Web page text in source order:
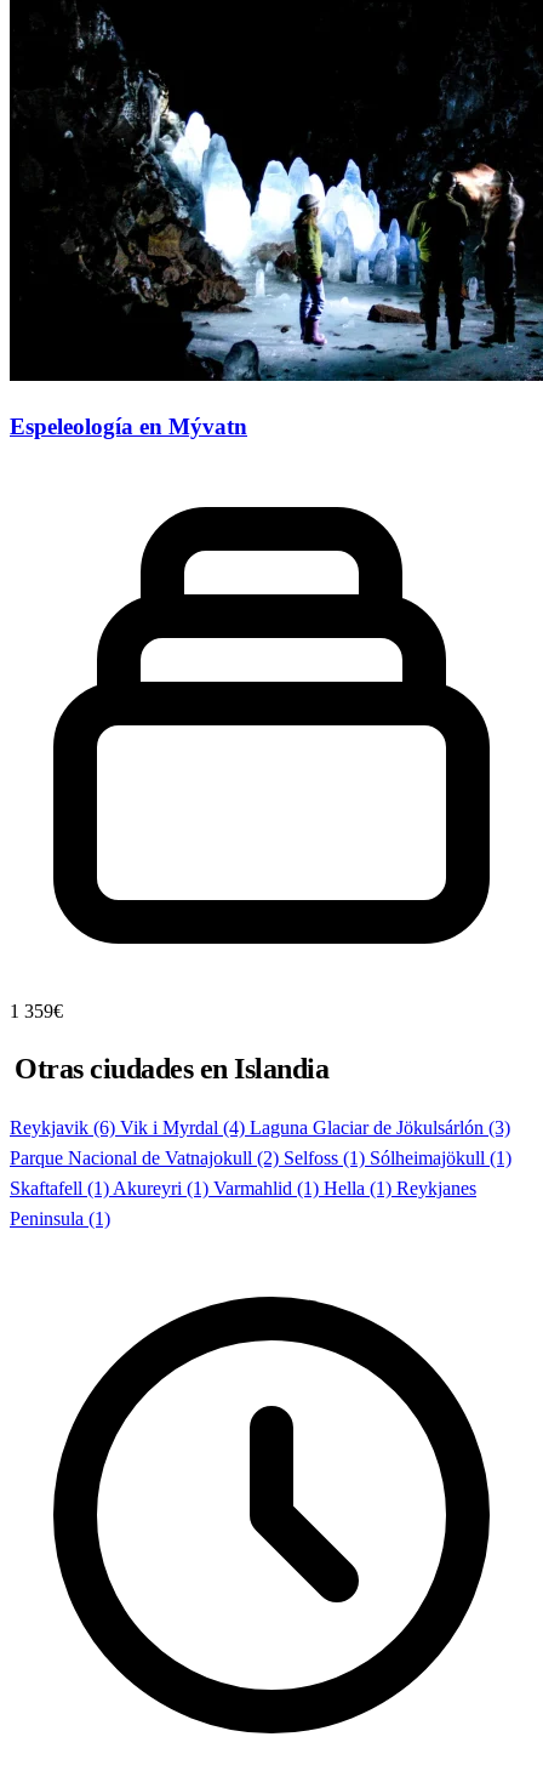
Espeleología en Mývatn
1 359€
Otras ciudades en Islandia
Reykjavik (6) Vik i Myrdal (4) Laguna Glaciar de Jökulsárlón (3)
Parque Nacional de Vatnajokull (2) Selfoss (1) Sólheimajökull (1)
Skaftafell (1) Akureyri (1) Varmahlid (1) Hella (1) Reykjanes
Peninsula (1)